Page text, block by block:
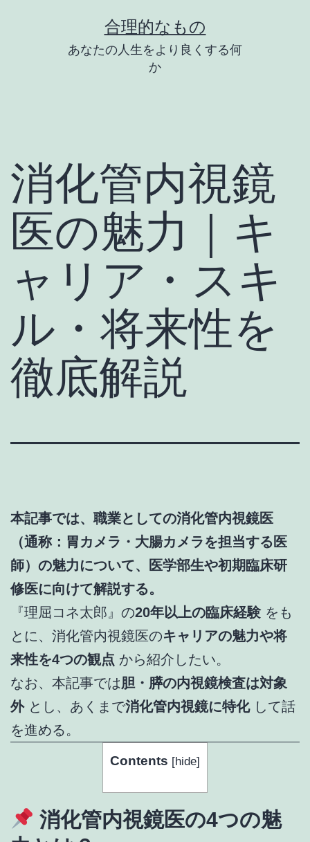
キ
ッ
合理的なもの
あなたの人生をより良くする何
か
消化管内視鏡
医の魅力｜キ
ャリア・スキ
ル・将来性を
徹底解説
本記事では、職業としての消化管内視鏡医
（通称：胃カメラ・大腸カメラを担当する医
師）の魅力について、医学部生や初期臨床研
修医に向けて解説する。
『理屈コネ太郎』の20年以上の臨床経験 をも
とに、消化管内視鏡医のキャリアの魅力や将
来性を4つの観点 から紹介したい。
なお、本記事では胆・膵の内視鏡検査は対象
外とし、あくまで消化管内視鏡に特化して話
を進める。
Contents [hide]
消化管内視鏡医の4つの魅